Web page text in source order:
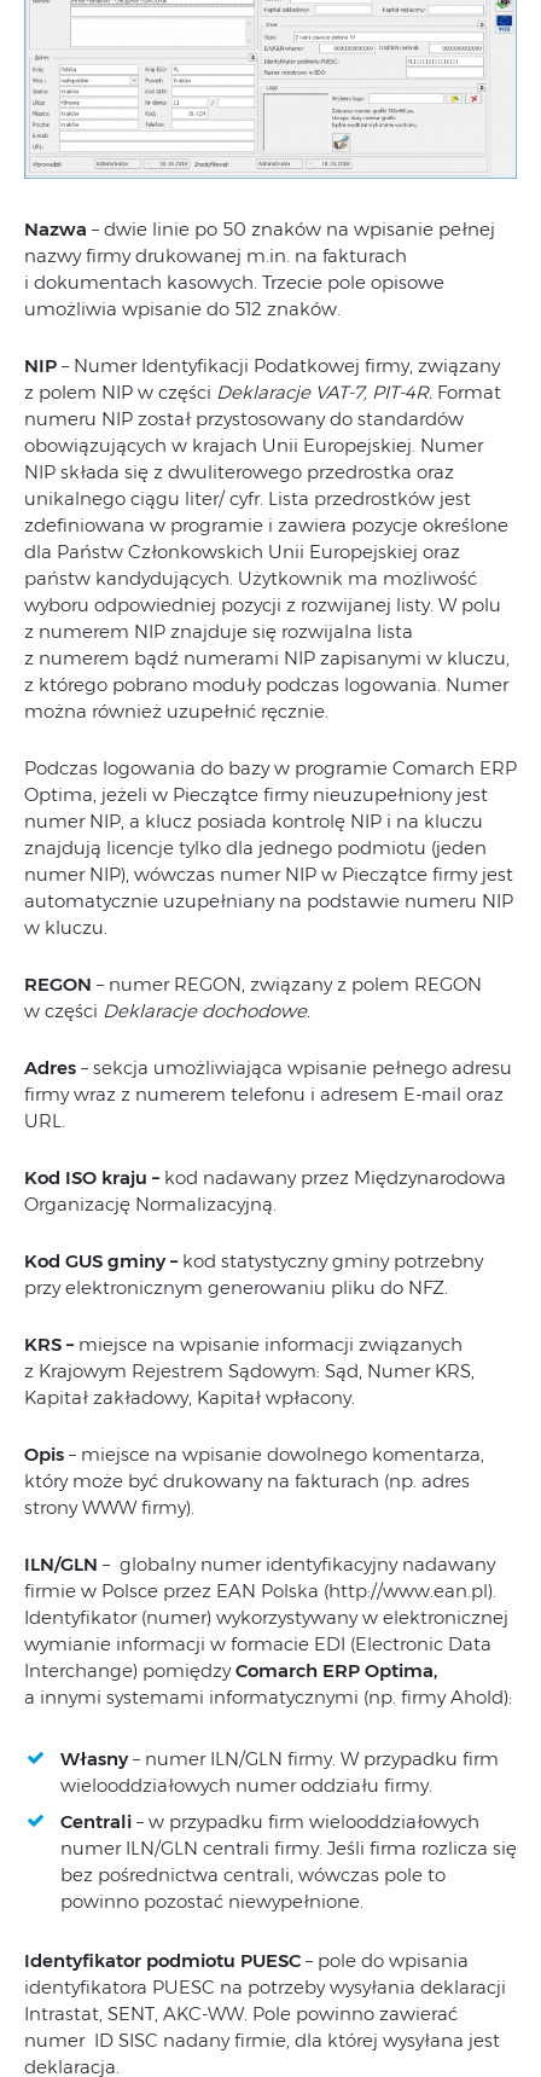
Nazwa – dwie linie po 50 znaków na wpisanie pełnej
nazwy firmy drukowanej m.in. na fakturach
i dokumentach kasowych. Trzecie pole opisowe
umożliwia wpisanie do 512 znaków.
NIP – Numer Identyfikacji Podatkowej firmy, związany
z polem NIP w części Deklaracje VAT-7, PIT-4R. Format
numeru NIP został przystosowany do standardów
obowiązujących w krajach Unii Europejskiej. Numer
NIP składa się z dwuliterowego przedrostka oraz
unikalnego ciągu liter/ cyfr. Lista przedrostków jest
zdefiniowana w programie i zawiera pozycje określone
dla Państw Członkowskich Unii Europejskiej oraz
państw kandydujących. Użytkownik ma możliwość
wyboru odpowiedniej pozycji z rozwijanej listy. W polu
z numerem NIP znajduje się rozwijalna lista
z numerem bądź numerami NIP zapisanymi w kluczu,
z którego pobrano moduły podczas logowania. Numer
można również uzupełnić ręcznie.
Podczas logowania do bazy w programie Comarch ERP
Optima, jeżeli w Pieczątce firmy nieuzupełniony jest
numer NIP, a klucz posiada kontrolę NIP i na kluczu
znajdują licencje tylko dla jednego podmiotu (jeden
numer NIP), wówczas numer NIP w Pieczątce firmy jest
automatycznie uzupełniany na podstawie numeru NIP
w kluczu.
REGON – numer REGON, związany z polem REGON
w części Deklaracje dochodowe.
Adres – sekcja umożliwiająca wpisanie pełnego adresu
firmy wraz z numerem telefonu i adresem E-mail oraz
URL.
Kod ISO kraju – kod nadawany przez Międzynarodowa
Organizację Normalizacyjną.
Kod GUS gminy – kod statystyczny gminy potrzebny
przy elektronicznym generowaniu pliku do NFZ.
KRS – miejsce na wpisanie informacji związanych
z Krajowym Rejestrem Sądowym: Sąd, Numer KRS,
Kapitał zakładowy, Kapitał wpłacony.
Opis – miejsce na wpisanie dowolnego komentarza,
który może być drukowany na fakturach (np. adres
strony WWW firmy).
ILN/GLN – globalny numer identyfikacyjny nadawany
firmie w Polsce przez EAN Polska (http://www.ean.pl).
Identyfikator (numer) wykorzystywany w elektronicznej
wymianie informacji w formacie EDI (Electronic Data
Interchange) pomiędzyComarch ERP Optima,
a innymi systemami informatycznymi (np. firmy Ahold):
Własny – numer ILN/GLN firmy. W przypadku firm
wielooddziałowych numer oddziału firmy.
Centrali – w przypadku firm wielooddziałowych
numer ILN/GLN centrali firmy. Jeśli firma rozlicza się
bez pośrednictwa centrali, wówczas pole to
powinno pozostać niewypełnione.
Identyfikator podmiotu PUESC – pole do wpisania
identyfikatora PUESC na potrzeby wysyłania deklaracji
Intrastat, SENT, AKC-WW. Pole powinno zawierać
numer ID SISC nadany firmie, dla której wysyłana jest
deklaracja.